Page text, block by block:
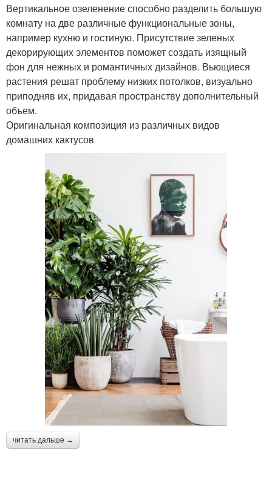
Вертикальное озеленение способно разделить большую
комнату на две различные функциональные зоны,
например кухню и гостиную. Присутствие зеленых
декорирующих элементов поможет создать изящный
фон для нежных и романтичных дизайнов. Вьющиеся
растения решат проблему низких потолков, визуально
приподняв их, придавая пространству дополнительный
объем.
Оригинальная композиция из различных видов
домашних кактусов
читать дальше →